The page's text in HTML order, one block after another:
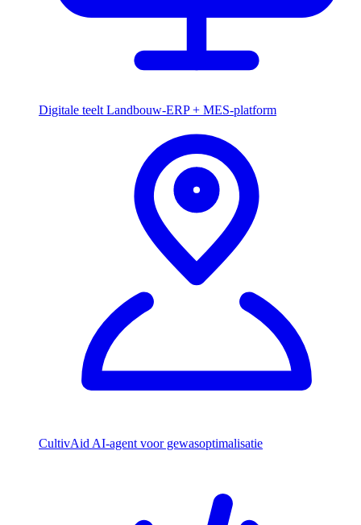
Digitale teelt Landbouw-ERP + MES-platform
CultivAid AI-agent voor gewasoptimalisatie